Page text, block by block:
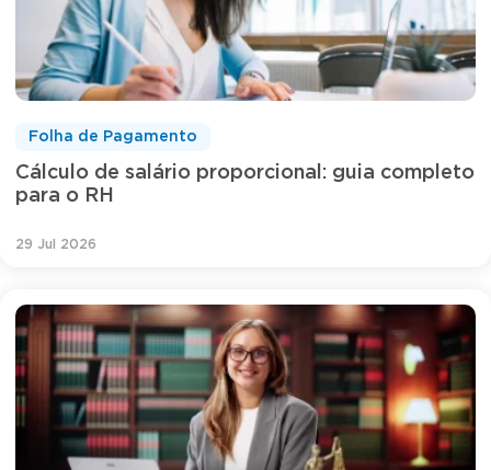
Cálculo de salário proporcional: guia completo
para o RH
Folha de Pagamento
29 Jul 2026